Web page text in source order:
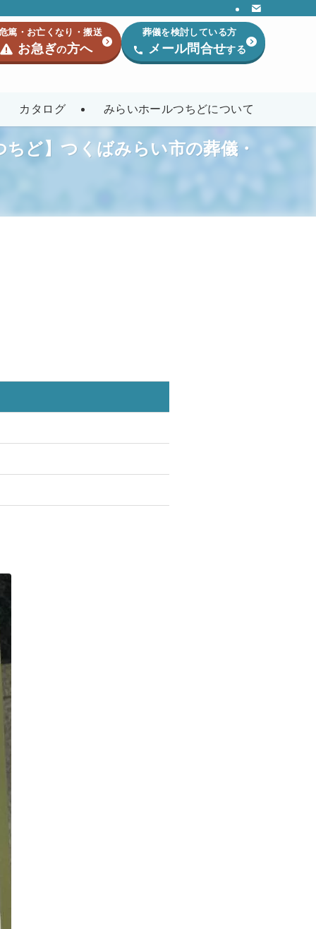
カタログ みらいホールつちどについて
篤・お亡くなり・搬送
お急ぎの方へ
葬儀を検討している方
メール問合せする
ど】つくばみらい市の葬儀・